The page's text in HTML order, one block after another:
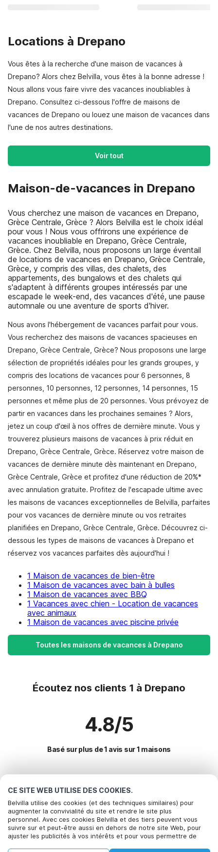
CE SITE WEB UTILISE DES COOKIES.
Belvilla utilise des cookies (et des techniques similaires) pour
augmenter la convivialité du site et rendre le site plus
personnel. Avec ces cookies Belvilla et des tiers peuvent vous
suivre sur et peut-être aussi en dehors de notre site Web, pour
ajuster les publicités à vos intérêts et pour vous permettre de
Locations à Drepano
Vous êtes à la recherche d'une maison de vacances à
Drepano? Alors chez Belvilla, vous êtes à la bonne adresse !
Nous allons vous faire vivre des vacances inoubliables à
Drepano. Consultez ci-dessous l'offre de maisons de
vacances de Drepano ou louez une maison de vacances dans
l'une de nos autres destinations.
Voir tout
Maison-de-vacances in Drepano
Vous cherchez une maison de vacances en Drepano,
Grèce Centrale, Grèce ? Alors Belvilla est le choix idéal
pour vous ! Nous vous offrirons une expérience de
vacances inoubliable en Drepano, Grèce Centrale,
Grèce. Chez Belvilla, nous proposons un large éventail
de locations de vacances en Drepano, Grèce Centrale,
Grèce, y compris des villas, des chalets, des
appartements, des bungalows et des chalets qui
s'adaptent à différents groupes intéressés par une
escapade le week-end, des vacances d'été, une pause
automnale ou une aventure de sports d'hiver.
Nous avons l'hébergement de vacances parfait pour vous.
Vous recherchez des maisons de vacances spacieuses en
Drepano, Grèce Centrale, Grèce? Nous proposons une large
sélection de propriétés idéales pour les grands groupes, y
compris des locations de vacances pour 6 personnes, 8
personnes, 10 personnes, 12 personnes, 14 personnes, 15
personnes et même plus de 20 personnes. Vous prévoyez de
partir en vacances dans les prochaines semaines ? Alors,
jetez un coup d'œil à nos offres de dernière minute. Vous y
trouverez plusieurs maisons de vacances à prix réduit en
Drepano, Grèce Centrale, Grèce. Réservez votre maison de
vacances de dernière minute dès maintenant en Drepano,
Grèce Centrale, Grèce et profitez d'une réduction de 20%*
avec annulation gratuite. Profitez de l'escapade ultime avec
les maisons de vacances exceptionnelles de Belvilla, parfaites
pour vos vacances de dernière minute ou vos retraites
planifiées en Drepano, Grèce Centrale, Grèce. Découvrez ci-
dessous les types de maisons de vacances à Drepano et
réservez vos vacances parfaites dès aujourd'hui !
1 Maison de vacances de bien-être
1 Maison de vacances avec bain à bulles
1 Maison de vacances avec BBQ
1 Vacances avec chien - Location de vacances
avec animaux
1 Maison de vacances avec piscine privée
Toutes les maisons de vacances à Drepano
Écoutez nos clients 1 à Drepano
4.8/5
Basé sur plus de 1 avis sur 1 maisons
Destinations les plus populaires pour les
vacances
Villes offrant les meilleures commodités pour les vacances
Location de vacances pour enfants eleftherna
Location de vacances pour enfants roussospiti
Commodités populaires pour les vacances en Drepano
Appelez pour réserver